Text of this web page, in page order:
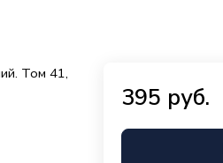
Том 41,
395 руб.